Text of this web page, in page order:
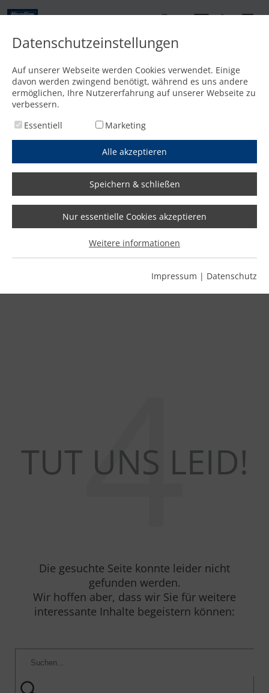
Startseite /PageNotFound
40
4
TUT UNS LEID!
Die gesuchte Seite konnte leider nicht
gefunden werden.
Wir hoffen aber, dass wir Sie für weitere
interessante Inhalte begeistern können:
Datenschutzeinstellungen
Auf unserer Webseite werden Cookies verwendet. Einige
davon werden zwingend benötigt, während es uns andere
ermöglichen, Ihre Nutzererfahrung auf unserer Webseite zu
verbessern.
Essentiell
Marketing
Alle akzeptieren
Speichern & schließen
Nur essentielle Cookies akzeptieren
Weitere informationen
Impressum | Datenschutz